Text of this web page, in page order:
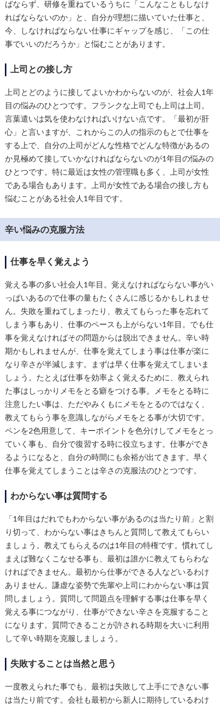
ばならず、研修を重ねているうちに「こんなこともしなけ
ればならないのか」と、自分が理想に描いていた仕事と、
今、しなければならない仕事にギャップを感じ、「この仕
事でいいのだろうか」と悩むことがあります。
上司との接し方
上司とどのように接してよいかわからないのが、社会人1年
目の悩みのひとつです。フランクな上司でも上司は上司。
言葉遣いは気を使わなければいけない点です。「最初が肝
心」と言いますが、これからこの人の指示のもとで仕事を
する上で、自分の上司がどんな性格でどんな特徴があるの
か見極めて接していかなければならないのが1年目の悩みの
ひとつです。特に最近は女性の管理職も多く、上司が女性
である場合もあります。上司が女性である場合の接し方も
悩むことがある社会人1年目です。
辛い悩みの克服方法
仕事を早く覚えよう
覚える事の多い社会人1年目。覚えなければならない事がい
っぱいあるので仕事の量もたくさんに感じるかもしれませ
ん。失敗を重ねてしまったり、教えてもらった事を忘れて
しまう事もあり、仕事のペースも上がらない1年目。でも仕
事を覚えなければその問題からは脱出できません。辛い時
期かもしれませんが、仕事を覚えてしまう事は仕事が楽に
なり辛さが半減します。まずは早く仕事を覚えてしまいま
しょう。たとえば仕事を効率よく覚えるために、教えられ
た事はしっかりメモをとる癖をつける事。メモをとる時に
注意したい事は、ただやみくもにメモをとるのではなく、
教えてもらう事を意識しながらメモをとる事が大切です。
ペンを2色用意して、キーポイントを色分けしてメモをとっ
ていく事も、自分で復習する時に役立ちます。仕事ができ
るようになると、自分の時間にも余裕が出てきます。早く
仕事を覚えてしまうことは辛さの克服法のひとつです。
わからない事は質問する
「1年目はだれでもわからない事があるのは当たり前」と割
り切って、わからない事はきちんと質問して教えてもらい
ましょう。教えてもらえるのは1年目の特権です。慣れてし
まえば難なくこなせる事も、最初は誰かに教えてもらわな
ければできません。最初から仕事ができる人などいるわけ
ありません。謙虚な姿勢で先輩や上司にわからない事は質
問しましょう。質問して問題点を理解する事は仕事を早く
覚える事につながり、仕事ができない辛さを克服すること
になります。質問できることが許される時期を大いに利用
して辛い時期を克服しましょう。
失敗することは当然と思う
一度教えられた事でも、最初は失敗して上手にできない事
は当たり前です。会社も最初から新人に期待しているわけ